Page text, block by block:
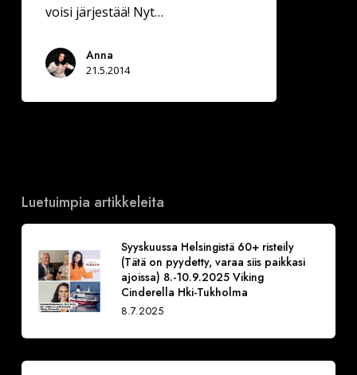
voisi järjestää! Nyt…
Anna
21.5.2014
Luetuimpia artikkeleita
Syyskuussa Helsingistä 60+ risteily
(Tätä on pyydetty, varaa siis paikkasi
ajoissa) 8.-10.9.2025 Viking
Cinderella Hki-Tukholma
8.7.2025